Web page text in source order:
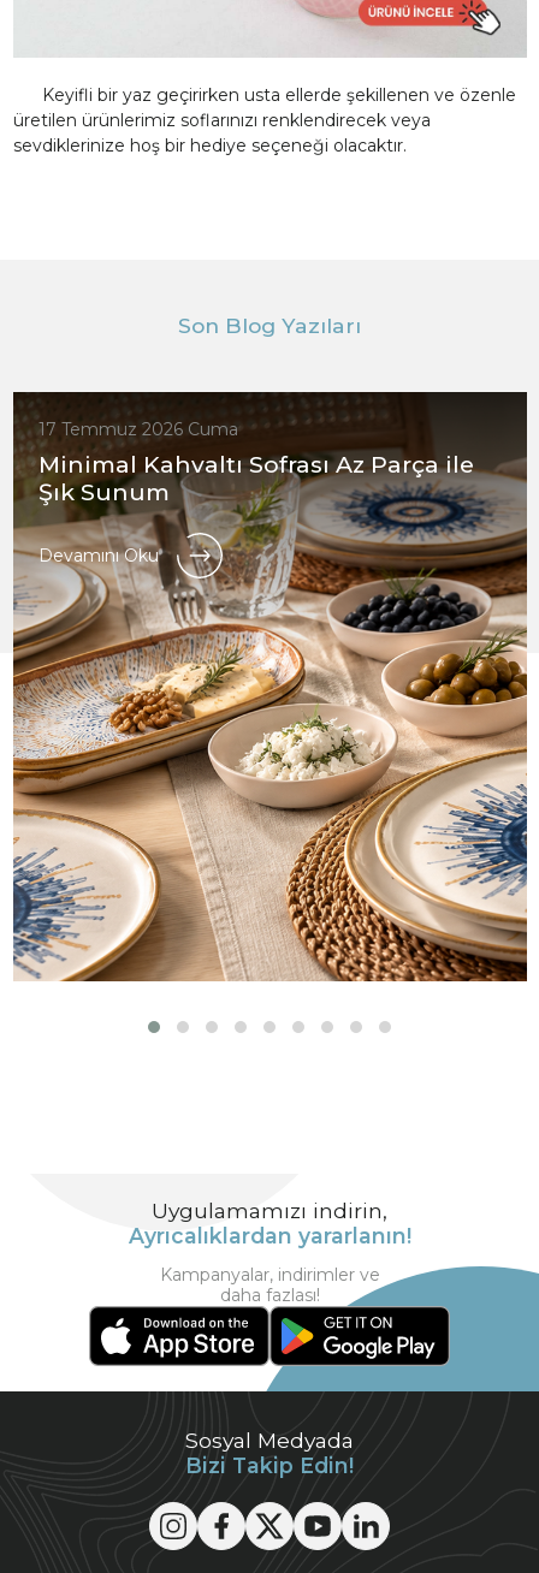
Keyifli bir yaz geçirirken usta ellerde şekillenen ve özenle
üretilen ürünlerimiz soflarınızı renklendirecek veya
sevdiklerinize hoş bir hediye seçeneği olacaktır.
Son Blog Yazıları
17 Temmuz 2026 Cuma
Minimal Kahvaltı Sofrası Az Parça ile
Şık Sunum
Devamını Oku
Sosyal Medyada
Bizi Takip Edin!
Uygulamamızı indirin,
Ayrıcalıklardan yararlanın!
Kampanyalar, indirimler ve
daha fazlası!